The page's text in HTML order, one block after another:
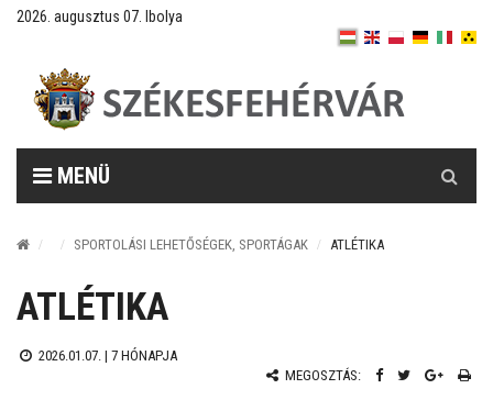
2026. augusztus 07. Ibolya
MENÜ
SPORTOLÁSI LEHETŐSÉGEK, SPORTÁGAK ATLÉTIKA
ATLÉTIKA
2026.01.07. | 7 HÓNAPJA
MEGOSZTÁS: